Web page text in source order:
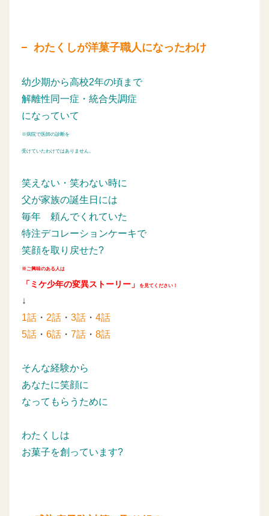
わたくしが洋菓子職人になったわけ
幼少期から高校2年の頃まで
解離性同一症・統合失調症
になっていて
※病院で医師の診断を
受けていたわけではありません。
笑えない・笑わない時に
父が家族の誕生日には
毎年 頼んでくれていた
特注デコレーションケーキで
笑顔を取り戻せた?
※ご興味のある人は
「ミケ少年の変異ストーリー」 を見てください！
↓
1話 ・ 2話 ・ 3話 ・ 4話
5話 ・ 6話 ・ 7話 ・ 8話
そんな経験から
あなたに笑顔に
なってもらうために
わたくしは
お菓子を創っています?